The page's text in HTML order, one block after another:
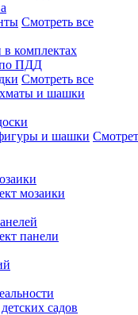
Смотреть все
комплектах
по ПДД
Смотреть все
и шашки
и шашки
мозаики
панели
садов